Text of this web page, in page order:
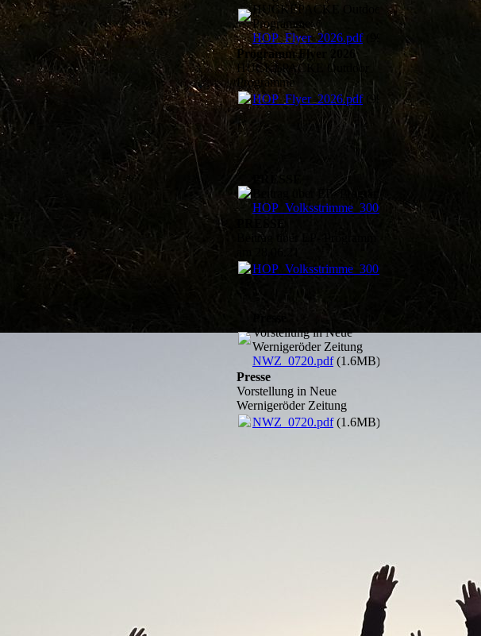
HUCKEPACKE Outdoor
Programme
HOP_Flyer_2026.pdf(992.09KB)
Programm Flyer 2026
HUCKEPACKE Outdoor
Programme
HOP_Flyer_2026.pdf(992.09KB)
Beitrag über EP- Programm am 28.06.21
HOP_Volksstrimme_300621.pdf
PRESSE
Beitrag über EP- Programm
HOP_Volksstrimme_300621.pdf
Vorstellung in Neue
Wernigeröder Zeitung
NWZ_0720.pdf(1.6MB)
Presse
Vorstellung in Neue
Wernigeröder Zeitung
NWZ_0720.pdf(1.6MB)